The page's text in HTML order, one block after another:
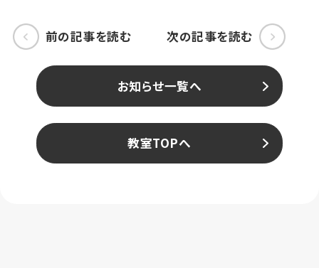
前の記事を読む 次の記事を読む
お知らせ一覧へ
教室TOPへ